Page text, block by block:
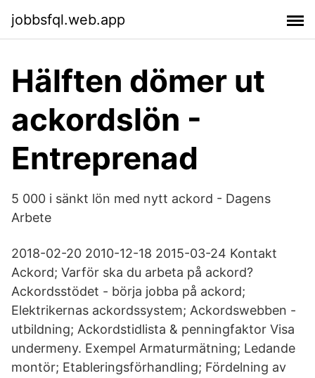
jobbsfql.web.app
Hälften dömer ut
ackordslön -
Entreprenad
5 000 i sänkt lön med nytt ackord - Dagens
Arbete
2018-02-20 2010-12-18 2015-03-24 Kontakt
Ackord; Varför ska du arbeta på ackord?
Ackordsstödet - börja jobba på ackord;
Elektrikernas ackordssystem; Ackordswebben -
utbildning; Ackordstidlista & penningfaktor Visa
undermeny. Exempel Armaturmätning; Ledande
montör; Etableringsförhandling; Fördelning av